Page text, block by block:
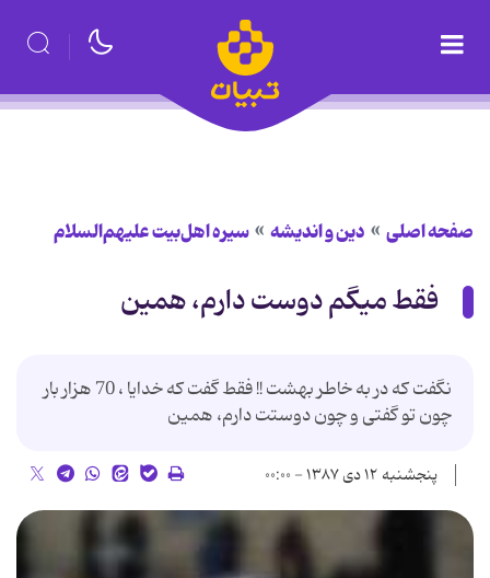
صفحه اصلی دین و اندیشه سیره اهل‌بیت علیهم‌السلام
فقط میگم دوست دارم، همین
نگفت که در به خاطر بهشت !! فقط گفت که خدایا ، 70 هزار بار
چون تو گفتی و چون دوستت دارم، همین
پنجشنبه ۱۲ دی ۱۳۸۷ - ۰۰:۰۰